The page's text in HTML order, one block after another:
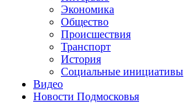
Экономика
Общество
Происшествия
Транспорт
История
Социальные инициативы
Видео
Новости Подмосковья